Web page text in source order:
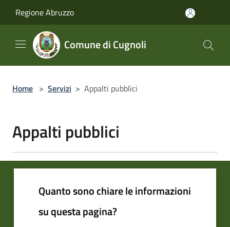
Regione Abruzzo
Comune di Cugnoli
Home > Servizi > Appalti pubblici
Appalti pubblici
Quanto sono chiare le informazioni
su questa pagina?